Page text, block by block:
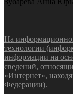
На
технологии
информации на
сведений,
«Интернет»,
Федерации).